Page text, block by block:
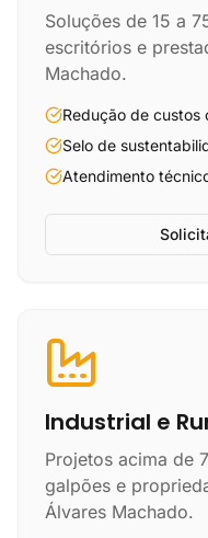
Soluções de 15 a
escritórios e
Machado.
Redução de custos
Selo de
Atendimento
Industrial e
Projetos acima de
galpões e
Álvares Machado.